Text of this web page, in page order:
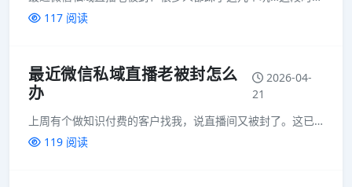
117 阅读
最近微信私域直播老被封怎么
办
2026-04-
21
上周有个做知识付费的客户找我，说直播间又被封了。这已经是他这个月第三次被封了。每次都是直播到一半，正讲到高潮，学员反馈链接红了，进不去。一晚上损失几万块不说，口碑也砸了。他问我："是不是微信...
119 阅读